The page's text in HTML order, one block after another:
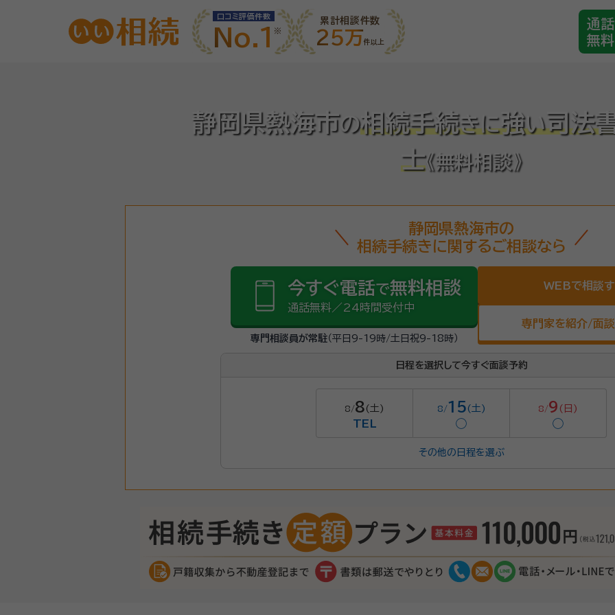
口コミ評価件数
No.1
累計相談件数
25万件以上
通話
無料
静岡県熱海市の相続手続きに強い司法
士《無料相談》
静岡県熱海市の
相続手続きに関するご相談なら
今すぐ電話で無料相談
通話無料／24時間受付中
専門相談員が常駐（平日9-19時/土日祝9-18時）
WEBで相談
専門家を紹介/面
日程を選択して今すぐ面談予約
8/8 (土)
TEL
8/15(土)
◯
8/9 (日)
◯
その他の日程を選ぶ